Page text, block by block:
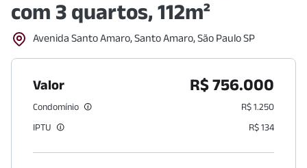
com 3 quartos, 112m²
Avenida Santo Amaro, Santo Amaro, São Paulo SP
Valor R$ 756.000
Condomínio
R$ 1.250
IPTU
R$ 134